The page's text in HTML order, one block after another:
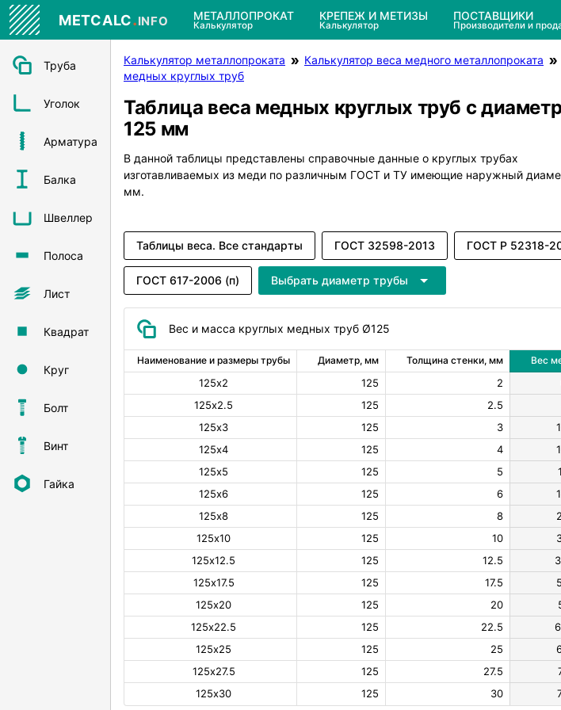
METCALC.INFO МЕТАЛЛОПРОКАТ
Калькулятор
КРЕПЕЖ И МЕТИЗЫ
Калькулятор
ПОСТАВЩИКИ
Производители и
Труба
Уголок
Арматура
Балка
Швеллер
Полоса
Лист
Квадрат
Круг
Болт
Винт
Гайка
Калькулятор металлопроката Калькулятор веса медного металлопроката
медных круглых труб
Таблица веса медных круглых труб с
125 мм
В данной таблицы представлены справочные данные о круглых трубах
изготавливаемых из меди по различным ГОСТ и ТУ имеющие наружный
мм.
Таблицы веса. Все стандарты ГОСТ 32598-2013 ГОСТ Р 52318-
ГОСТ 617-2006 (п) Выбрать диаметр трубы
Вес и масса круглых медных труб Ø125
Наименование и размеры трубы Диаметр, мм Толщина стенки, мм Вес
125х2 125 2
125х2.5
125 2.5
125х3
125 3
125х4
125 4
125х5
125 5
125х6
125 6
125х8
125 8
125х10
125 10
125х12.5
125 12.5
125х17.5
125 17.5
125х20
125 20
125х22.5
125 22.5
125х25
125 25
125х27.5
125 27.5
125х30
125 30